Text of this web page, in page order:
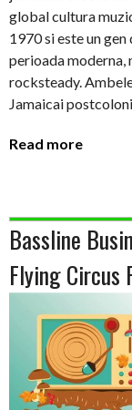
global cultura
1970 si este un
perioada moderna,
rocksteady.
Jamaicai
Read more
Bassline
Flying Circus